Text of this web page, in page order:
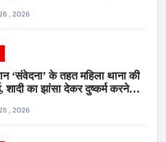
, 2026
‘संवेदना’ के तहत महिला थाना की
शादी का झांसा देकर दुष्कर्म करने
, 2026